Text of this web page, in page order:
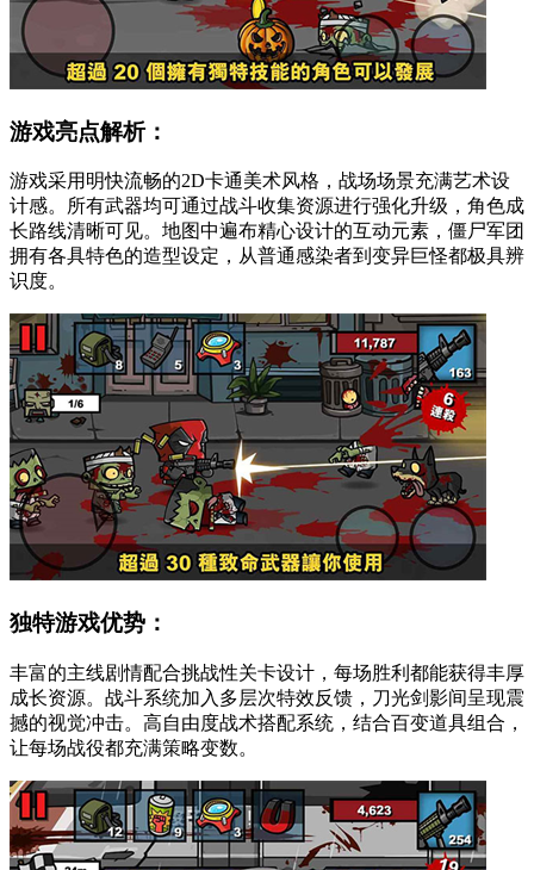
游戏亮点解析：
游戏采用明快流畅的2D卡通美术风格，战场场景充满艺术设
计感。所有武器均可通过战斗收集资源进行强化升级，角色成
长路线清晰可见。地图中遍布精心设计的互动元素，僵尸军团
拥有各具特色的造型设定，从普通感染者到变异巨怪都极具辨
识度。
独特游戏优势：
丰富的主线剧情配合挑战性关卡设计，每场胜利都能获得丰厚
成长资源。战斗系统加入多层次特效反馈，刀光剑影间呈现震
撼的视觉冲击。高自由度战术搭配系统，结合百变道具组合，
让每场战役都充满策略变数。